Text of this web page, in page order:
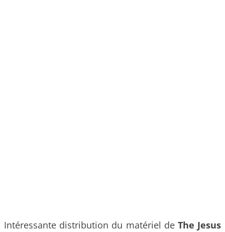
Intéressante distribution du matériel de The Jesus